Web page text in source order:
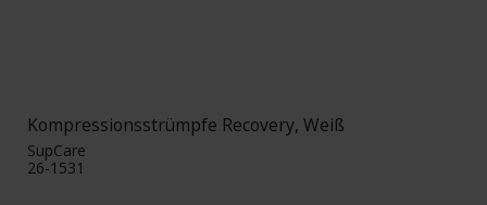
Kompressionsstrümpfe Recovery, Weiß
SupCare
26-1531